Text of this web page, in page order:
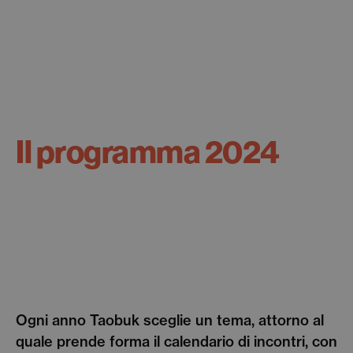
Il programma 2024
Ogni anno Taobuk sceglie un tema, attorno al
quale prende forma il calendario di incontri, con